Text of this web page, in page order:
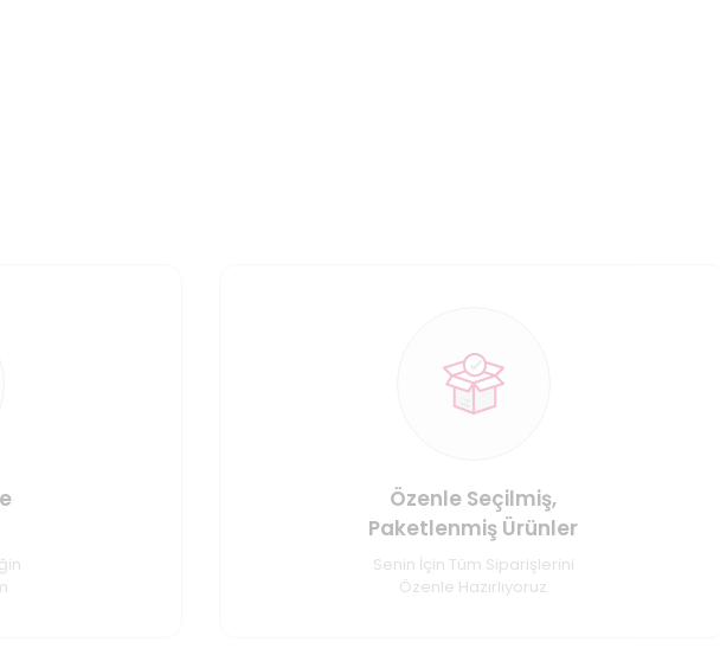
Özenle Seçilmiş,
Paketlenmiş Ürünler
Senin İçin Tüm Siparişlerini
Özenle Hazırlıyoruz